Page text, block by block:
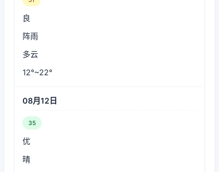
良
阵雨
多云
12°~22°
08月12日
35
优
晴